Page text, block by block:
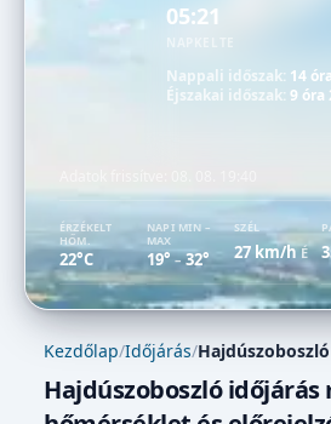
05:21
Nappali időszak: 14
Éjszakai időszak: 9 óra
ÉRZÉKELT
HŐM.
22°C
NAPI MIN –
MAX
19° –32°
SZÉL
27 km/hÉ
Kezdőlap/Időjárás/
Hajdúszoboszló időjárás